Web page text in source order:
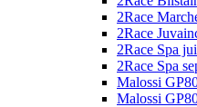
2Race
2Race
2Race Spa
2Race Spa
Malossi
Malossi